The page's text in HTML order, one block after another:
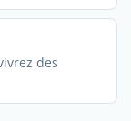
des